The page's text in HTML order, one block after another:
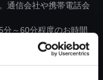
通信会社や携帯電話会
分～60分程度のお時間
ドの際には、通信環境
。